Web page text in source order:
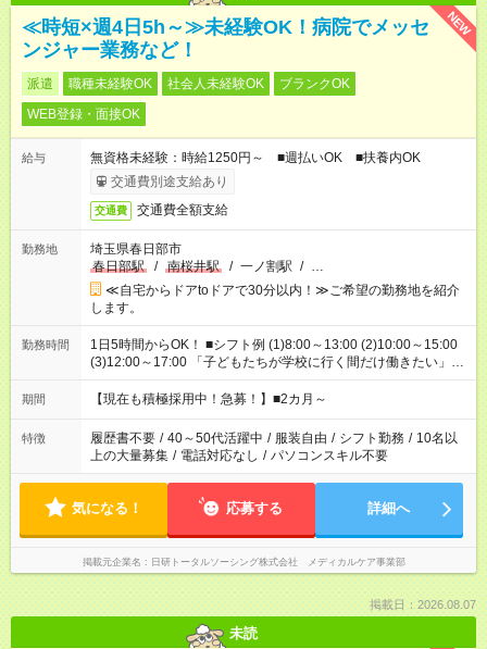
NEW
≪時短×週4日5h～≫未経験OK！病院でメッセ
ンジャー業務など！
派遣 職種未経験OK 社会人未経験OK
ブランクOK
WEB登録・面接OK
給与
無資格未経験：時給1250円～ ■週払いOK ■扶養内OK
交通費別途支給あり
交通費 交通費全額支給
勤務地
埼玉県春日部市
春日部駅
/ 南桜井駅 / 一ノ割駅 / …
≪自宅からドアtoドアで30分以内！≫ご希望の勤務地を紹介
します。
勤務時間
1日5時間からOK！ ■シフト例 (1)8:00～13:00 (2)10:00～15:00
(3)12:00～17:00 「子どもたちが学校に行く間だけ働きたい」
「余裕を持って夕飯の準備がしたい」 「午前中は働いて、午後
はプライベートの時間にしたい」 など、ご希望を教えてくださ
間と、もう1つのお仕事の勤務時間。 合計で週40時間を超える
場合は応募できません。
期間 【現在も積極採用中！急募！】■2カ月～
特徴 履歴書不要 / 40～50代活躍中 / 服装自由 / シフト勤務 / 10名以
上の大量募集 / 電話対応なし / パソコンスキル不要
気になる！ 応募する 詳細へ
掲載元企業名 日研トータルソーシング株式会社 メディカルケア事業部
掲載日：2026.08.07
未読